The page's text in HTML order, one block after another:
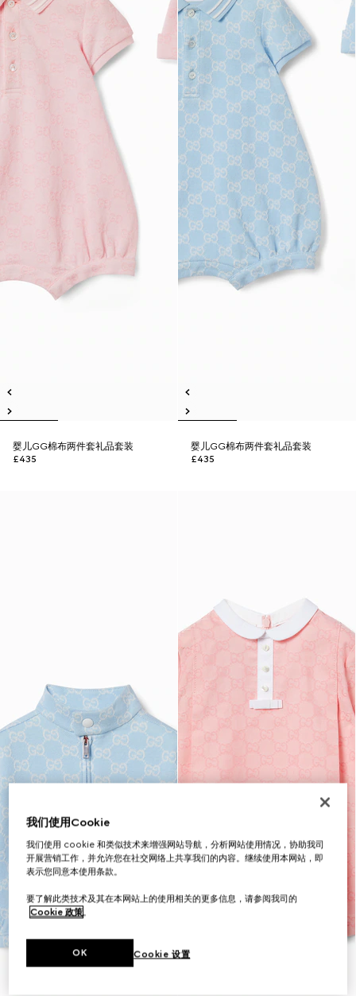
婴儿GG棉布两件套礼品套装
£435
婴儿GG棉布两件套礼品套装
£435
我们使用Cookie
我们使用 cookie 和类似技术来增强网站导航，分析网站使用情况，协助我司
开展营销工作，并允许您在社交网络上共享我们的内容。继续使用本网站，即
表示您同意本使用条款。
要了解此类技术及其在本网站上的使用相关的更多信息，请参阅我司的
Cookie 政策。
Cookie 设置
OK